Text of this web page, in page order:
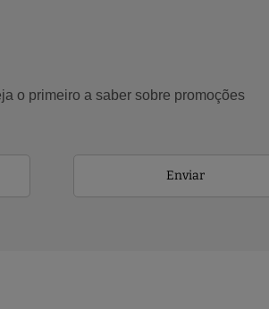
o primeiro a saber sobre promoções
Enviar